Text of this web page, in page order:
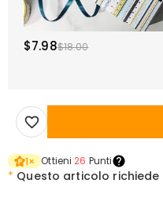
$7.98$18.00
1× Ottieni 26 Punti
* Questo articolo richiede